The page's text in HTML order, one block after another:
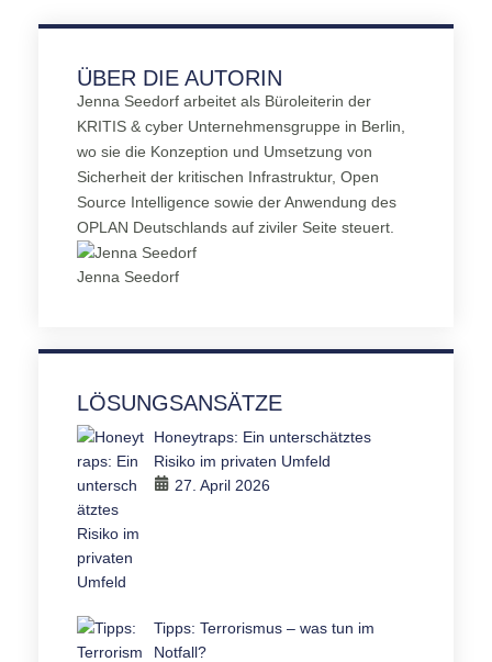
ÜBER DIE AUTORIN
Jenna Seedorf arbeitet als Büroleiterin der
KRITIS & cyber Unternehmensgruppe in Berlin,
wo sie die Konzeption und Umsetzung von
Sicherheit der kritischen Infrastruktur, Open
Source Intelligence sowie der Anwendung des
OPLAN Deutschlands auf ziviler Seite steuert.
Jenna Seedorf
LÖSUNGSANSÄTZE
Honeytraps: Ein unterschätztes
Risiko im privaten Umfeld
27. April 2026
Tipps: Terrorismus – was tun im
Notfall?